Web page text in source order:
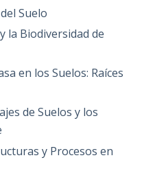
Suelo
la Biodiversidad de
en los Suelos: Raíces
de Suelos y los
y Procesos en